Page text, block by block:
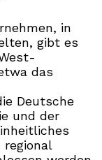
in
gibt es
das
Deutsche
und der
regional